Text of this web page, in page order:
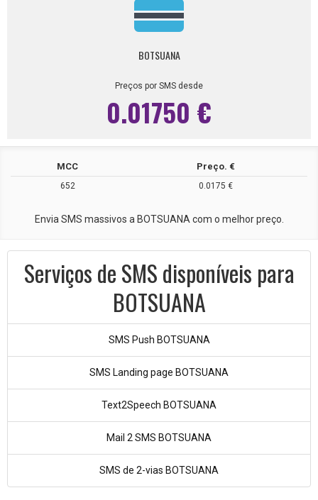
BOTSUANA
Preços por SMS desde
0.01750 €
MCC Preço. €
652 0.0175 €
Envia SMS massivos a BOTSUANA com o melhor preço.
Serviços de SMS disponíveis para
BOTSUANA
SMS Push BOTSUANA
SMS Landing page BOTSUANA
Text2Speech BOTSUANA
Mail 2 SMS BOTSUANA
SMS de 2-vias BOTSUANA